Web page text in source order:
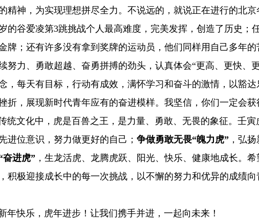
精神，为实现理想拼尽全力。不说远的，就说正在进行的北
的谷爱凌第3跳挑战个人最高难度，完美发挥，创造了历史；
牌；还有许多没有拿到奖牌的运动员，他们同样用自己多年
努力、勇敢超越、奋勇拼搏的劲头，认真体会“更高、更快、
，每天有目标，行动有成效，满怀学习和奋斗的激情，以豁
折，展现新时代青年应有的奋进模样。我坚信，你们一定会获
文化中，虎是百兽之王，是力量、勇敢、无畏的象征。壬寅
进位意识，努力做更好的自己； 争做勇敢无畏“魄力虎” ，弘
奋进虎” ，生龙活虎、龙腾虎跃、阳光、快乐、健康地成长。
积极迎接成长中的每一次挑战，以不懈的努力和优异的成绩
快乐，虎年进步！让我们携手并进，一起向未来！